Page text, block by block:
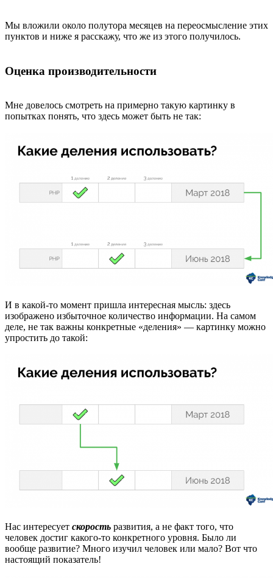
Мы вложили около полутора месяцев на переосмысление этих
пунктов и ниже я расскажу, что же из этого получилось.
Оценка производительности
Мне довелось смотреть на примерно такую картинку в
попытках понять, что здесь может быть не так:
И в какой-то момент пришла интересная мысль: здесь
изображено избыточное количество информации. На самом
деле, не так важны конкретные «деления» — картинку можно
упростить до такой:
Нас интересует скорость развития, а не факт того, что
человек достиг какого-то конкретного уровня. Было ли
вообще развитие? Много изучил человек или мало? Вот что
настоящий показатель!